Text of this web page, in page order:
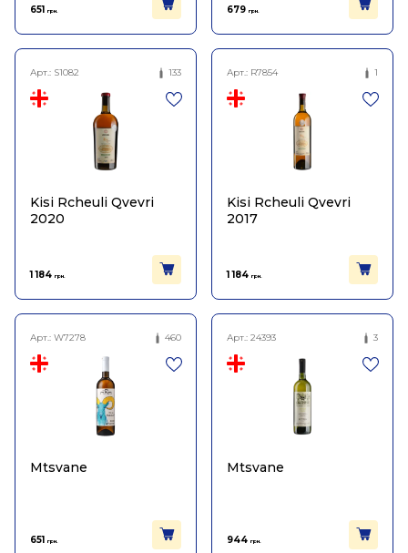
651 грн. 679 грн.
Арт.: S1082 133
Kisi Rcheuli Qvevri
2020
1 184 грн.
Арт.: R7854 1
Kisi Rcheuli Qvevri
2017
1 184 грн.
Арт.: W7278 460
Mtsvane
651 грн.
Арт.: 24393 3
Mtsvane
944 грн.